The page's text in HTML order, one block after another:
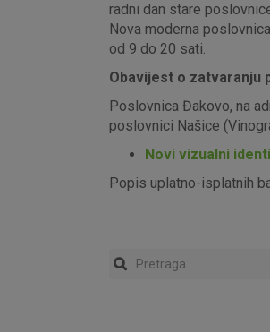
radni dan stare
Nova moderna
od 9 do 20 sati.
Obavijest o zatvaranju
Poslovnica Đakovo, na
poslovnici Našice
Novi vizualni
Popis uplatno-isplatnih